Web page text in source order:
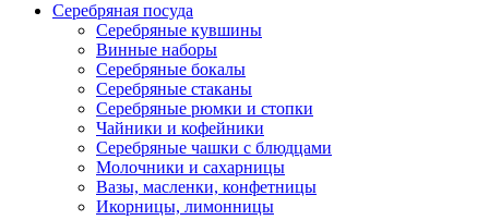
Серебряная посуда
Серебряные кувшины
Винные наборы
Серебряные бокалы
Серебряные стаканы
Серебряные рюмки и стопки
Чайники и кофейники
Серебряные чашки с блюдцами
Молочники и сахарницы
Вазы, масленки, конфетницы
Икорницы, лимонницы